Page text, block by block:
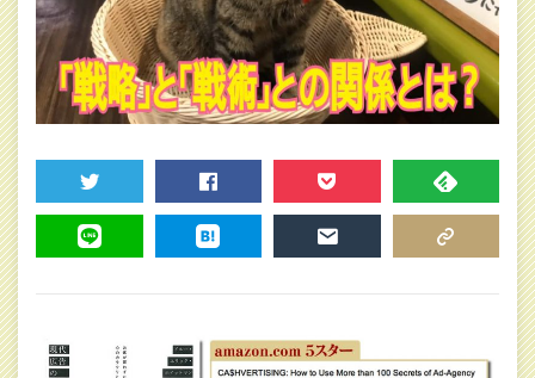
TWEET SHARE POCKET FEEDLY